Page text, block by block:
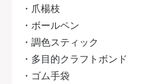
・爪楊枝
・ボールペン
・調色スティック
・多目的クラフトボンド
・ゴム手袋